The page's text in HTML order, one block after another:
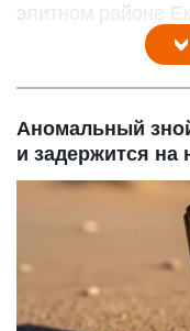
элитном районе
Аномальный
и задержится на